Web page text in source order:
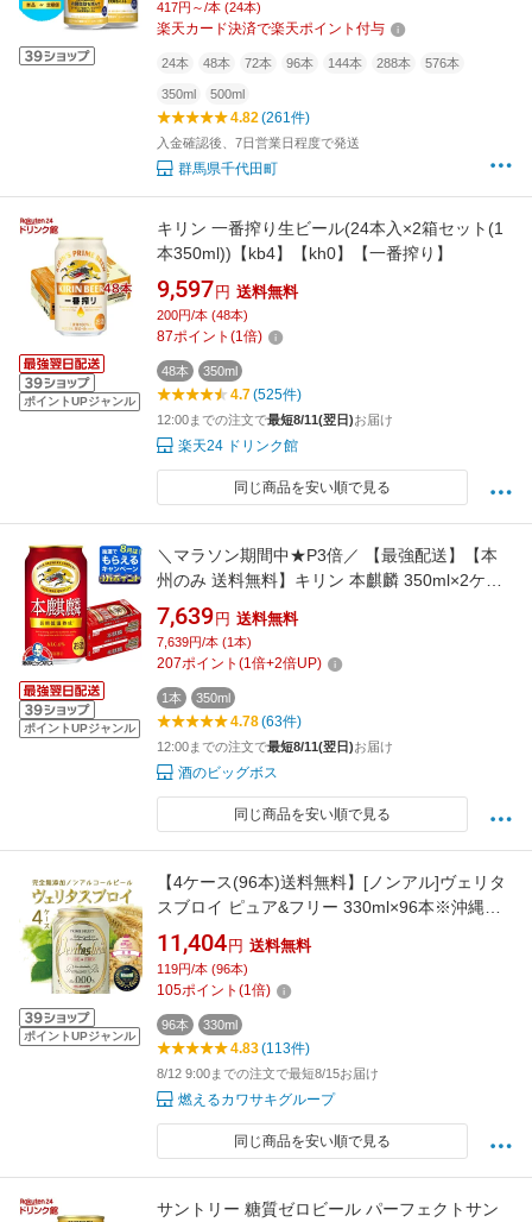
ル ノンアルコール ビール 人気 セット ギフト
417円～/本 (24本)
楽天カード決済で楽天ポイント付与
24本 48本 72本 96本 144本 288本 576本
350ml 500ml
4.82(261件)
入金確認後、7日営業日程度で発送
群馬県千代田町
ポイントUPジャンル
キリン 一番搾り生ビール(24本入×2箱セット(1
本350ml))【kb4】【kh0】【一番搾り】
9,597 円 送料無料
200円/本 (48本)
87ポイント (1倍)
48本 350ml
4.7(525件)
12:00までの注文で最短8/11(翌日)お届け
楽天24 ドリンク館
同じ商品を安い順で見る
ポイントUPジャンル
＼マラソン期間中★P3倍／ 【最強配送】【本
州のみ 送料無料】キリン 本麒麟 350ml×2ケー
ス/48本《048》『IAS』 第3のビール 新ジャン
ル
7,639 円 送料無料
7,639円/本 (1本)
207ポイント (1倍+2倍UP)
1本 350ml
4.78(63件)
12:00までの注文で最短8/11(翌日)お届け
酒のビッグボス
同じ商品を安い順で見る
ポイントUPジャンル
【4ケース(96本)送料無料】[ノンアル]ヴェリタ
スブロイ ピュア&フリー 330ml×96本※沖縄県
は送料無料対象外＜ノンアルコールビール＞[2
個口][T87.1308.1200.SE]
11,404 円 送料無料
119円/本 (96本)
105ポイント (1倍)
96本 330ml
4.83(113件)
8/12 9:00までの注文で最短8/15お届け
燃えるカワサキグループ
同じ商品を安い順で見る
サントリー 糖質ゼロビール パーフェクトサン